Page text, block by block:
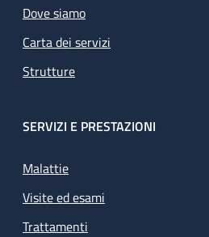
Dove siamo
Carta dei servizi
Strutture
SERVIZI E PRESTAZIONI
Malattie
Visite ed esami
Trattamenti